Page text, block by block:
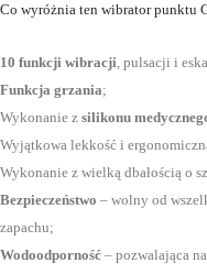
Co wyróżnia ten wibrator punktu
10 funkcji wibracji, pulsacji i
Funkcja grzania;
Wykonanie z silikonu
Wyjątkowa lekkość i
Wykonanie z wielką dbałością o
Bezpieczeństwo – wolny od
zapachu;
Wodoodporność – pozwalająca